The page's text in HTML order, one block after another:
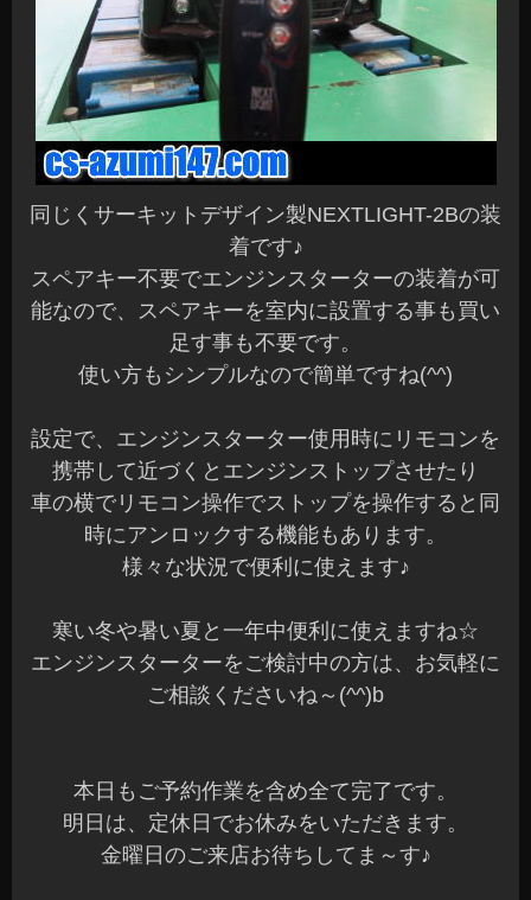
同じくサーキットデザイン製NEXTLIGHT-2Bの装
着です♪
スペアキー不要でエンジンスターターの装着が可
能なので、スペアキーを室内に設置する事も買い
足す事も不要です。
使い方もシンプルなので簡単ですね(^^)
設定で、エンジンスターター使用時にリモコンを
携帯して近づくとエンジンストップさせたり
車の横でリモコン操作でストップを操作すると同
時にアンロックする機能もあります。
様々な状況で便利に使えます♪
寒い冬や暑い夏と一年中便利に使えますね☆
エンジンスターターをご検討中の方は、お気軽に
ご相談くださいね～(^^)b
本日もご予約作業を含め全て完了です。
明日は、定休日でお休みをいただきます。
金曜日のご来店お待ちしてま～す♪